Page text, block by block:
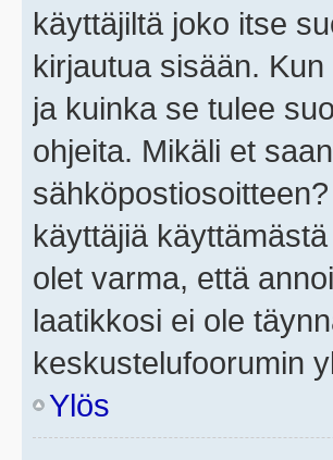
käyttäjiltä joko itse
kirjautua sisään.
ja kuinka se tulee
ohjeita. Mikäli et
käyttäjiä
olet varma, että
laatikkosi ei ole
keskustelufoorumin
Ylös